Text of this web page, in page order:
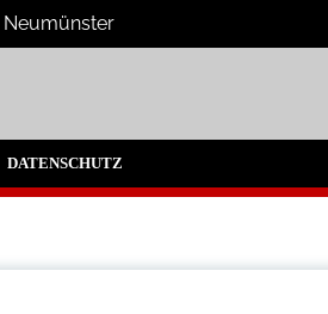
Neumünster
DATENSCHUTZ